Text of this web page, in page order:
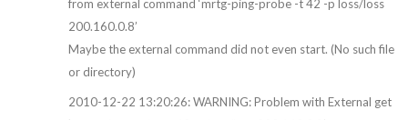
from external command ‘mrtg-ping-probe -t 42 -p loss/loss
200.160.0.8’
Maybe the external command did not even start. (No such file
or directory)
2010-12-22 13:20:26: WARNING: Problem with External get